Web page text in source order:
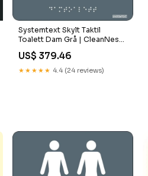
Systemtext Skylt Taktil
Toalett Dam Grå | CleanNest
7318114786004
US$ 379.46
★★★★★ 4.4 (24 reviews)